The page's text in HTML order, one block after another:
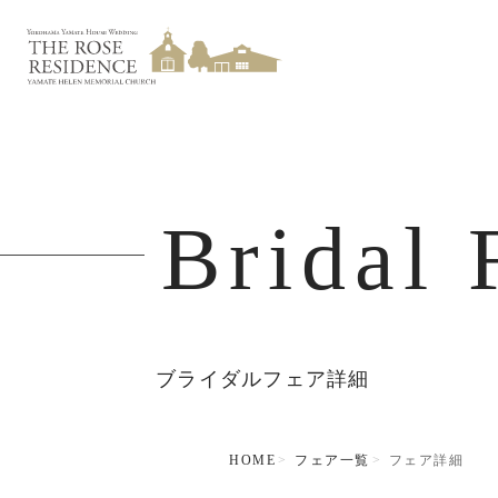
Bridal
ブライダルフェア詳細
HOME フェア一覧 フェア詳細